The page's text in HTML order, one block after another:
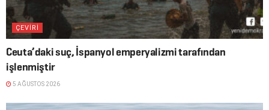
ÇEVİRİ
Ceuta’daki suç, İspanyol emperyalizmi tarafından
işlenmiştir
5 AĞUSTOS 2026